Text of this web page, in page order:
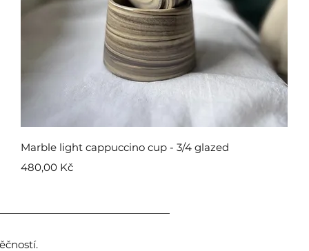
Rychlý náhled
Marble light cappuccino cup - 3/4 glazed
Cena
480,00 Kč